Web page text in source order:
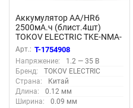
Аккумулятор AA/HR6
2500мА.ч (блист.4шт)
TOKOV ELECTRIC TKE-NMA-
HR6/B4
Арт.: T-1754908
Напряжение:
1.2 — 35 В
Бренд:
TOKOV ELECTRIC
Страна:
Китай
Длина:
0.12 мм
Ширина:
0.09 мм